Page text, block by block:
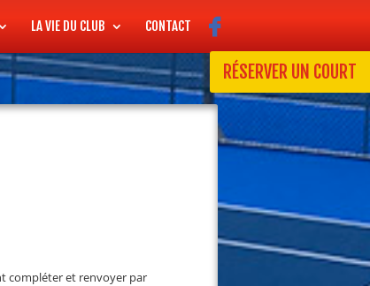
RÉSERVER UN COURT
LA VIE DU CLUB CONTACT
compléter et renvoyer par